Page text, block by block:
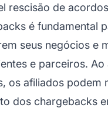
rescisão de
é fundamental
seus negócios e
e parceiros. Ao
os afiliados podem
dos chargebacks